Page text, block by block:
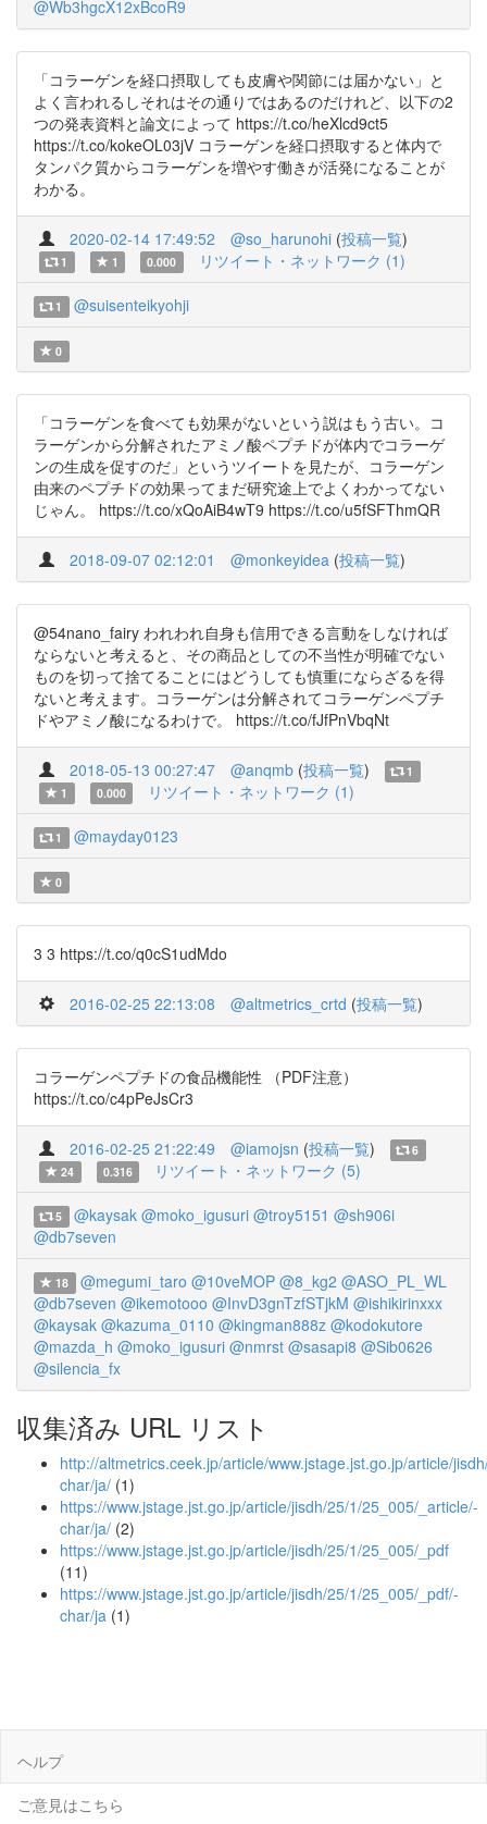
@Wb3hgcX12xBcoR9
「コラーゲンを経口摂取しても皮膚や関節には届かない」と
よく言われるしそれはその通りではあるのだけれど、以下の2
つの発表資料と論文によって https://t.co/heXlcd9ct5
https://t.co/kokeOL03jV コラーゲンを経口摂取すると体内で
タンパク質からコラーゲンを増やす働きが活発になることが
わかる。
2020-02-14 17:49:52 @so_harunohi (投稿一覧)
1 1 0.000 リツイート・ネットワーク (1)
1 @suisenteikyohji
0
「コラーゲンを食べても効果がないという説はもう古い。コ
ラーゲンから分解されたアミノ酸ペプチドが体内でコラーゲ
ンの生成を促すのだ」というツイートを見たが、コラーゲン
由来のペプチドの効果ってまだ研究途上でよくわかってない
じゃん。 https://t.co/xQoAiB4wT9 https://t.co/u5fSFThmQR
2018-09-07 02:12:01 @monkeyidea (投稿一覧)
@54nano_fairy われわれ自身も信用できる言動をしなければ
ならないと考えると、その商品としての不当性が明確でない
ものを切って捨てることにはどうしても慎重にならざるを得
ないと考えます。コラーゲンは分解されてコラーゲンペプチ
ドやアミノ酸になるわけで。 https://t.co/fJfPnVbqNt
2018-05-13 00:27:47 @anqmb (投稿一覧)
1
1
0.000 リツイート・ネットワーク (1)
1 @mayday0123
0
3 3 https://t.co/q0cS1udMdo
2016-02-25 22:13:08 @altmetrics_crtd (投稿一覧)
コラーゲンペプチドの食品機能性 （PDF注意）
https://t.co/c4pPeJsCr3
2016-02-25 21:22:49 @iamojsn (投稿一覧)
6
24
0.316 リツイート・ネットワーク (5)
5 @kaysak @moko_igusuri @troy5151 @sh906i
@db7seven
18 @megumi_taro @10veMOP @8_kg2 @ASO_PL_WL
@db7seven @ikemotooo @InvD3gnTzfSTjkM @ishikirinxxx
@kaysak @kazuma_0110 @kingman888z @kodokutore
@mazda_h @moko_igusuri @nmrst @sasapi8 @Sib0626
@silencia_fx
収集済み URL リスト
http://altmetrics.ceek.jp/article/www.jstage.jst.go.jp/article/
char/ja/ (1)
https://www.jstage.jst.go.jp/article/jisdh/25/1/25_005/_article/-
char/ja/ (2)
https://www.jstage.jst.go.jp/article/jisdh/25/1/25_005/_pdf
(11)
https://www.jstage.jst.go.jp/article/jisdh/25/1/25_005/_pdf/-
char/ja (1)
ヘルプ
ご意見はこちら